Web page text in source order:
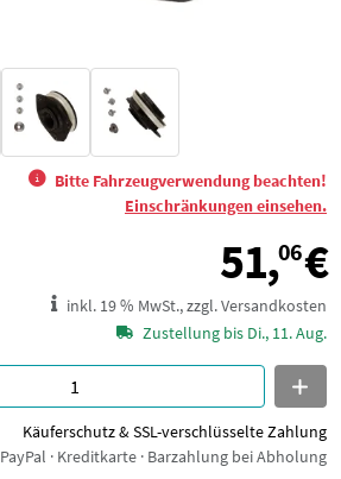
Bitte Fahrzeugverwendung beachten!
Einschränkungen einsehen.
51,06€
inkl. 19 % MwSt., zzgl. Versandkosten
Zustellung bis Di., 11. Aug.
Käuferschutz & SSL-verschlüsselte Zahlung
PayPal · Kreditkarte · Barzahlung bei Abholung